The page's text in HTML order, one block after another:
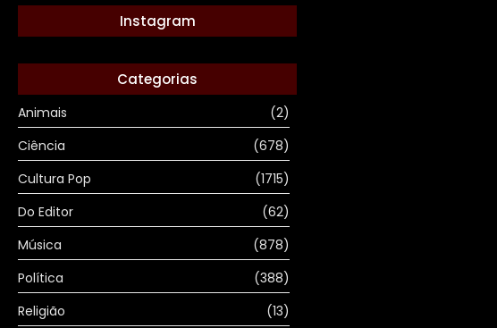
Instagram
Categorias
Animais
(2)
Ciência
(678)
Cultura Pop
(1715)
Do Editor
(62)
Música
(878)
Política
(388)
Religião
(13)